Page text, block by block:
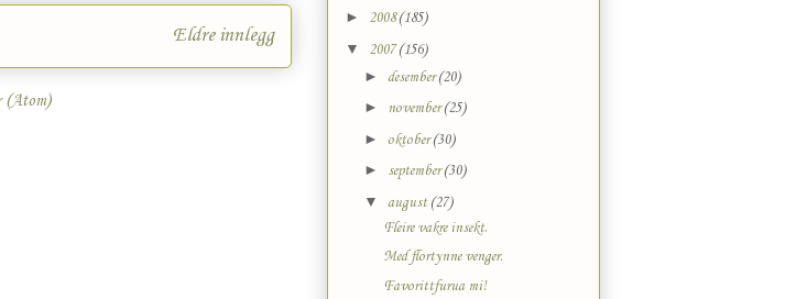
Eldre innlegg
(Atom)
► 2008(185)
▼ 2007(156)
► desember(20)
► november(25)
► oktober(30)
► september(30)
▼ august (27)
Fleire vakre insekt.
Med flortynne venger.
Favorittfurua mi!